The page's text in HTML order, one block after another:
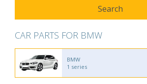
CAR PARTS FOR BMW
BMW
1 series